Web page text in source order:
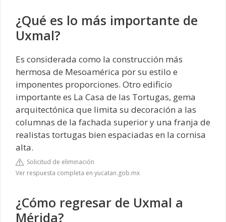
¿Qué es lo más importante de
Uxmal?
Es considerada como la construcción más
hermosa de Mesoamérica por su estilo e
imponentes proporciones. Otro edificio
importante es La Casa de las Tortugas, gema
arquitectónica que limita su decoración a las
columnas de la fachada superior y una franja de
realistas tortugas bien espaciadas en la cornisa
alta.
Solicitud de eliminación
Ver respuesta completa en yucatan.gob.mx
¿Cómo regresar de Uxmal a
Mérida?